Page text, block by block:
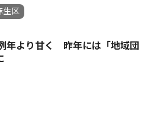
生区
年より甘く 昨年には「地域団